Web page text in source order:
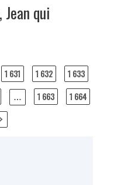
qui
1 631 1 632 1 633
… 1 663
1 664